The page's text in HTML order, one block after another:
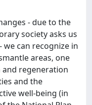
- due to the
society asks us
can recognize in
areas, one
regeneration
and the
well-being (in